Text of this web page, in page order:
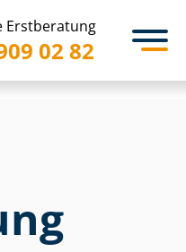
Erstberatung
02 82